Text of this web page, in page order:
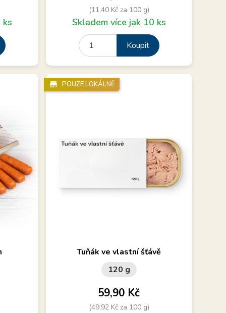
ks
(11,40 Kč za 100 g)
Skladem více jak 10 ks
Koupit
Ručně zpracovaný, super šťavnatý,
Tuňák ve vlastní šťávě
120 g
Cena
59,90 Kč
(49,92 Kč za 100 g)
store_mall_directory POUZE LOKÁLNĚ